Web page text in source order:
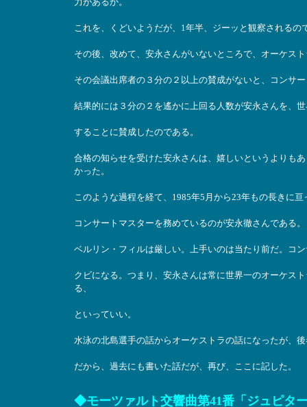
これを、くどいようだが、1年半、ジーッと観察されるの
その後、改めて、安永さんがいないところで、オーケス
その会議出席者の３分の２以上の賛成がないと、コンサ
結果的には３分の２を遙かに上回る人数が安永さんを、
することに賛成したのである。
合格の知らせを受けた安永さんは、嬉しいというよりも
かった。
このような過程を経て、1985年5月から23年もの長きに
コンサートマスターを務めているのが安永徹さんである。
ベルリン・フィルは厳しい。上手いのは当たり前だ。コ
クビになる。つまり、安永さんは常に世界一のオーケス
る、
といっていい。
水泳の北島選手の話からオーケストラの話になったが、
だから、過去にも書いた話だが、再び、ここに記した。
◆モーツァルト交響曲第41番「ジュピタ